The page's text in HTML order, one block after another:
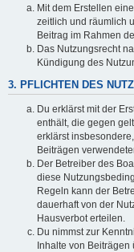
Mit dem Erstellen
zeitlich und räumlich
Beitrag im Rahmen
Das Nutzungsrecht
Kündigung des
3. PFLICHTEN DES
Du erklärst mit der
enthält, die gegen
erklärst
Beiträgen
Der Betreiber des
diese
Regeln kann der
dauerhaft von der
Hausverbot erteilen.
Du nimmst zur
Inhalte von Beiträgen